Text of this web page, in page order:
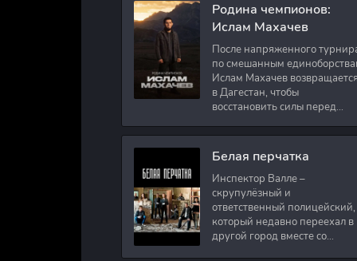
Родина чемпионов:
Ислам Махачев
После напряженного
по смешанным
Ислам Махачев возвращается
в Дагестан, чтобы
восстановить силы перед
Вместе с ним приезжают
оператор и интервьюер,
Белая перчатка
Инспектор Валле –
скрупулёзный и
ответственный полицейский,
который недавно переехал в
другой город вместе со